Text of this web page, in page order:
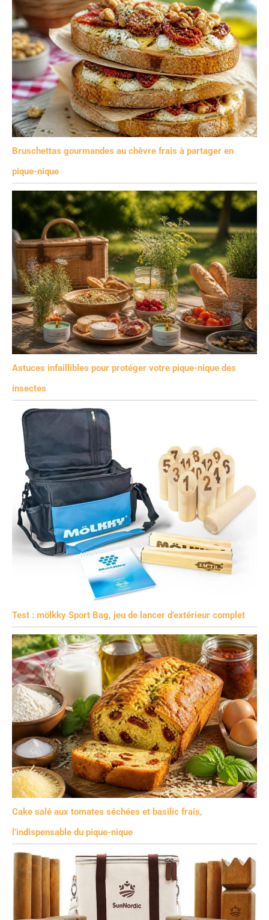
Bruschettas gourmandes au chèvre frais à partager en
pique-nique
Astuces infaillibles pour protéger votre pique-nique des
insectes
Test : mölkky Sport Bag, jeu de lancer d’extérieur complet
Cake salé aux tomates séchées et basilic frais,
l’indispensable du pique-nique